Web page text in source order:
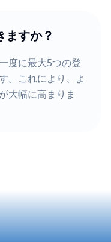
ますか？
度に最大5つの登
。これにより、よ
大幅に高まりま